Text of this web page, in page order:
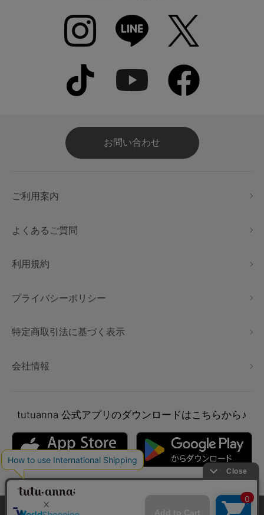
お問い合わせ
ご利用案内
よくあるご質問
利用規約
プライバシーポリシー
特定商取引法に基づく表示
会社情報
tutuanna 公式アプリのダウンロードはこちらから♪
本サイトでは、より快適にご利用いただけるようCookieを利用し